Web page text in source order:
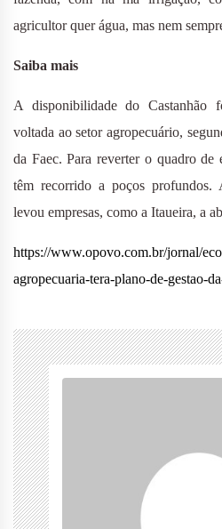
agricultor quer água, mas nem
Saiba mais
A disponibilidade do Castanhão
voltada ao setor agropecuário,
da Faec. Para reverter o quadro de
têm recorrido a poços profundos.
levou empresas, como a Itaueira, a
https://www.opovo.com.br/jornal/
agropecuaria-tera-plano-de-gestao-